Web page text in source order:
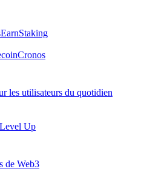
EarnStaking
Cronos
les utilisateurs du quotidien
Level Up
de Web3